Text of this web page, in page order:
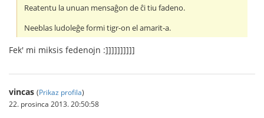
Reatentu la unuan mensaĝon de ĉi tiu fadeno.
Neeblas ludoleĝe formi tigr-on el amarit-a.
Fek' mi miksis fedenojn :]]]]]]]]]]
vincas (Prikaz profila)
22. prosinca 2013. 20:50:58